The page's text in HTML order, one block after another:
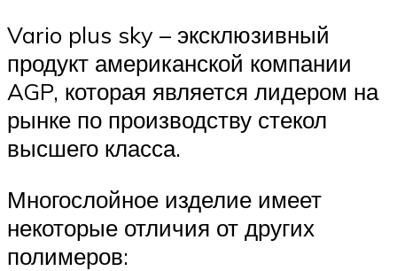
Vario plus sky – эксклюзивный
продукт американской компании
AGP, которая является лидером на
рынке по производству стекол
высшего класса.
Многослойное изделие имеет
некоторые отличия от других
полимеров: